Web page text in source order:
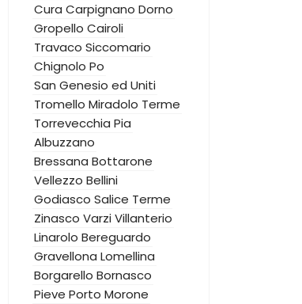
Cura Carpignano Dorno
Gropello Cairoli
Travaco Siccomario
Chignolo Po
San Genesio ed Uniti
Tromello Miradolo Terme
Torrevecchia Pia
Albuzzano
Bressana Bottarone
Vellezzo Bellini
Godiasco Salice Terme
Zinasco VarziVillanterio
Linarolo Bereguardo
Gravellona Lomellina
Borgarello Bornasco
Pieve Porto Morone